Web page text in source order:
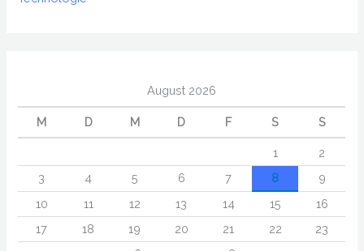
August 2026
M D M D F S S
1
2
3
4 5 6 7 8
9
10
11 12 13 14 15
16
17
18 19 20 21 22
23